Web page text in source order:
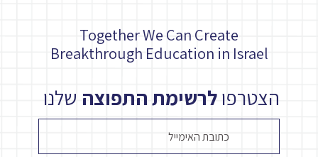
Together We Can Create
Breakthrough Education in Israel
הצטרפולרשימת התפוצה שלנו